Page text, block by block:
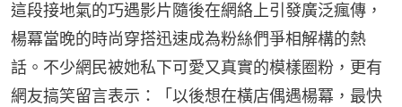
這段接地氣的巧遇影片隨後在網絡上引發廣泛瘋傳，
楊冪當晚的時尚穿搭迅速成為粉絲們爭相解構的熱
話。不少網民被她私下可愛又真實的模樣圈粉，更有
網友搞笑留言表示：「以後想在橫店偶遇楊冪，最快